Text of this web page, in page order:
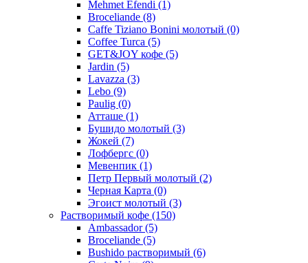
Mehmet Efendi (1)
Broceliande (8)
Caffe Tiziano Bonini молотый (0)
Coffee Turca (5)
GET&JOY кофе (5)
Jardin (5)
Lavazza (3)
Lebo (9)
Paulig (0)
Атташе (1)
Бушидо молотый (3)
Жокей (7)
Лофбергс (0)
Мевенпик (1)
Петр Первый молотый (2)
Черная Карта (0)
Эгоист молотый (3)
Растворимый кофе (150)
Ambassador(5)
Broceliande (5)
Bushido растворимый (6)